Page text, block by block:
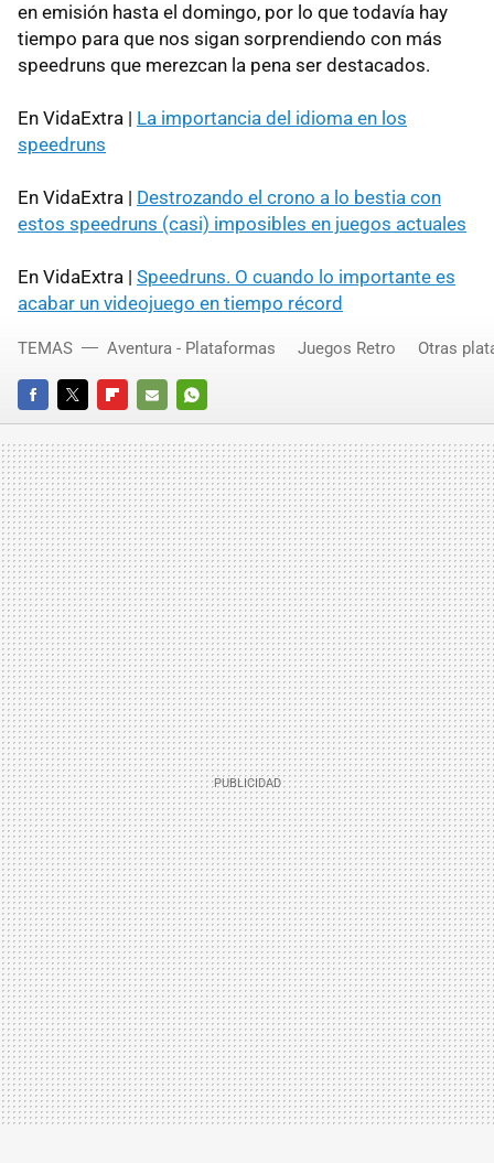
en emisión hasta el domingo, por lo que todavía hay
tiempo para que nos sigan sorprendiendo con más
speedruns que merezcan la pena ser destacados.
En VidaExtra | La importancia del idioma en los
speedruns
En VidaExtra | Destrozando el crono a lo bestia con
estos speedruns (casi) imposibles en juegos actuales
En VidaExtra | Speedruns. O cuando lo importante es
acabar un videojuego en tiempo récord
FACEBOOKTWITTERFLIPBOARD
E-
MAIL
WHATSAPP
TEMAS Aventura - Plataformas Juegos Retro Otras